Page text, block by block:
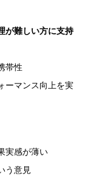
が難しい方に支持
帯性
ーマンス向上を実
実感が薄い
う意見